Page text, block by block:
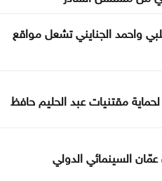
واحمد الجنايني تشعل مواقع
مقتنيات عبد الحليم حافظ
السينمائي الدولي